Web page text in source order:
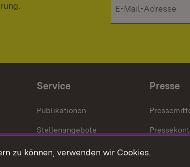
Service
Publikationen
Stellenangebote
Kontakt
Presse
zu können, verwenden wir Cookies.